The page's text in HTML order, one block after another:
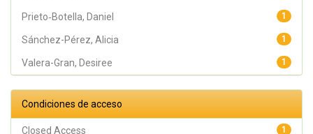
1
Prieto‑Botella, Daniel
1
Sánchez-Pérez, Alicia
1
Valera-Gran, Desiree
Condiciones de acceso
1
Closed Access